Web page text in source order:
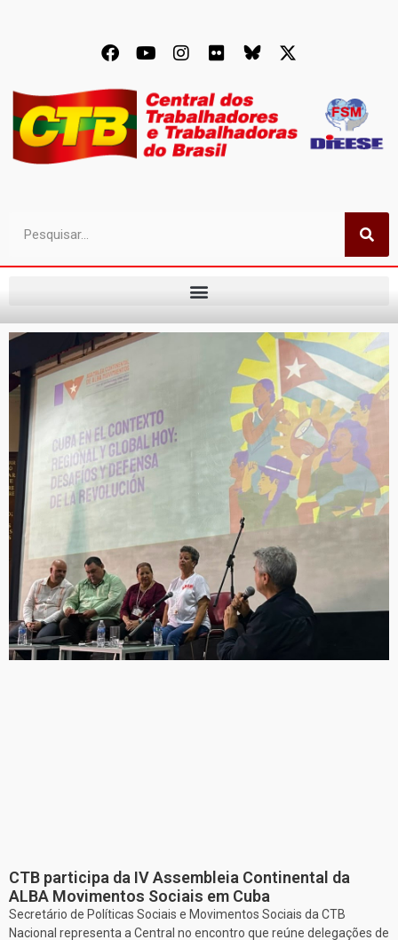
CTB participa da IV Assembleia Continental da
ALBA Movimentos Sociais em Cuba
Secretário de Políticas Sociais e Movimentos Sociais da CTB
Nacional representa a Central no encontro que reúne delegações de